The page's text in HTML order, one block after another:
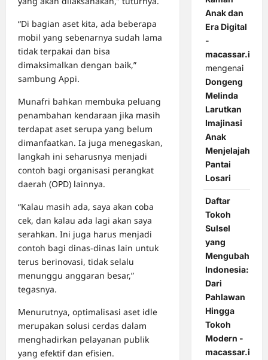
“Di bagian aset kita, ada beberapa
mobil yang sebenarnya sudah lama
tidak terpakai dan bisa
dimaksimalkan dengan baik,”
sambung Appi.
Munafri bahkan membuka peluang
penambahan kendaraan jika masih
terdapat aset serupa yang belum
dimanfaatkan. Ia juga menegaskan,
langkah ini seharusnya menjadi
contoh bagi organisasi perangkat
daerah (OPD) lainnya.
“Kalau masih ada, saya akan coba
cek, dan kalau ada lagi akan saya
serahkan. Ini juga harus menjadi
contoh bagi dinas-dinas lain untuk
terus berinovasi, tidak selalu
menunggu anggaran besar,”
tegasnya.
Menurutnya, optimalisasi aset idle
merupakan solusi cerdas dalam
menghadirkan pelayanan publik
yang efektif dan efisien.
Anak dan
Era Digital
-
macassar.id
mengenai
Dongeng
Melinda
Larutkan
Imajinasi
Anak
Menjelajah
Pantai
Losari
Daftar
Tokoh
Sulsel
yang
Mengubah
Indonesia:
Dari
Pahlawan
Hingga
Tokoh
Modern -
macassar.id